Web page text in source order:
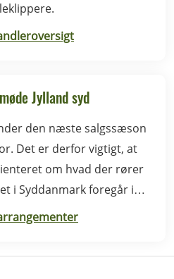
Jylland syd
den næste salgssæson
Det er derfor vigtigt, at
om hvad der rører
i Syddanmark foregår i